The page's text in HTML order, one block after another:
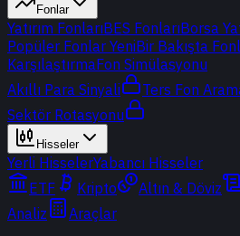
Fonlar
Yatırım FonlarıBES FonlarıBorsa
Popüler Fonlar YeniBir Bakışta
KarşılaştırmaFon Simülasyonu
Akıllı Para Sinyali
Ters Fon
Sektör Rotasyonu
Hisseler
Yerli HisselerYabancı Hisseler
ETF
Kripto Altın & Döviz
Analiz
Araçlar